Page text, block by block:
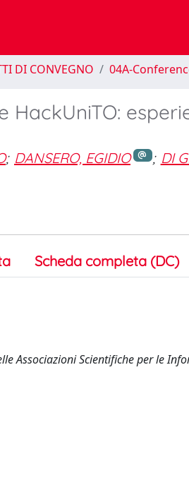
DI CONVEGNO 04A-
HackUniTO:
; DANSERO, EGIDIO ; DI
Scheda completa (DC)
Associazioni Scientifiche per le